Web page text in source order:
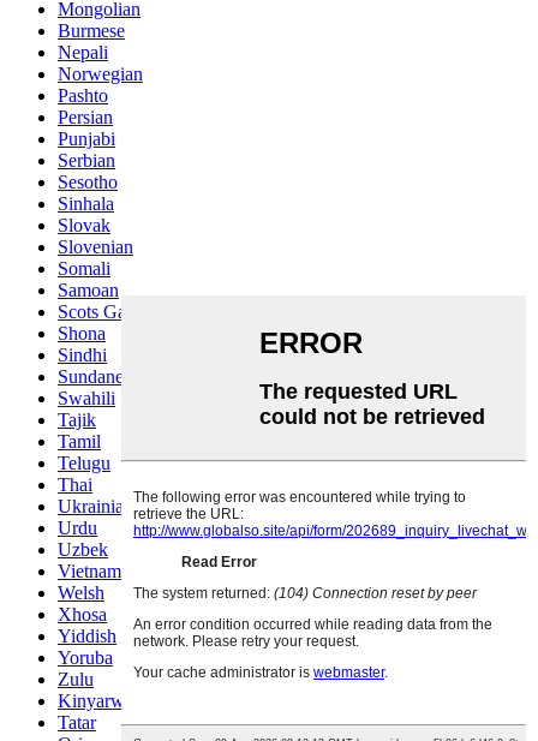
Mongolian
Burmese
Nepali
Norwegian
Pashto
Persian
Punjabi
Serbian
Sesotho
Sinhala
Slovak
Slovenian
Somali
Samoan
Scots Gaelic
Shona
Sindhi
Sundanese
Swahili
Tajik
Tamil
Telugu
Thai
Ukrainian
Urdu
Uzbek
Vietnamese
Welsh
Xhosa
Yiddish
Yoruba
Zulu
Kinyarwanda
Tatar